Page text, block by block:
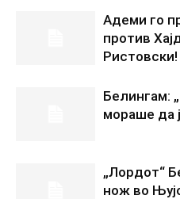
Адеми го
против
Ристовски!
Белингам:
мораше да
„Лордот“
нож во